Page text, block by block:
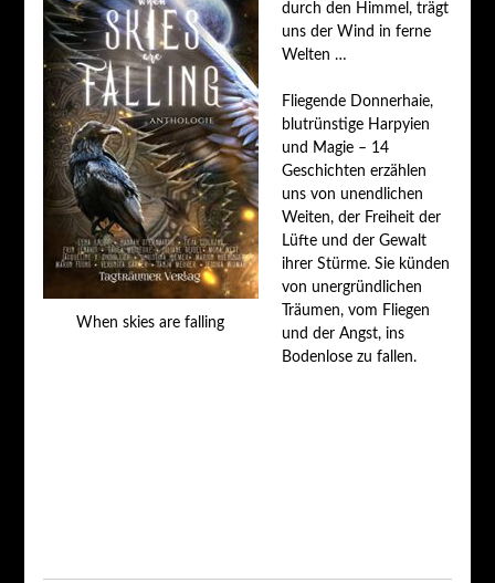
When skies are falling
durch den Himmel, trägt
uns der Wind in ferne
Welten …
Fliegende Donnerhaie,
blutrünstige Harpyien
und Magie – 14
Geschichten erzählen
uns von unendlichen
Weiten, der Freiheit der
Lüfte und der Gewalt
ihrer Stürme. Sie künden
von unergründlichen
Träumen, vom Fliegen
und der Angst, ins
Bodenlose zu fallen.